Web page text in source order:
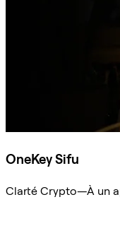
OneKey Sifu
Clarté Crypto—À un